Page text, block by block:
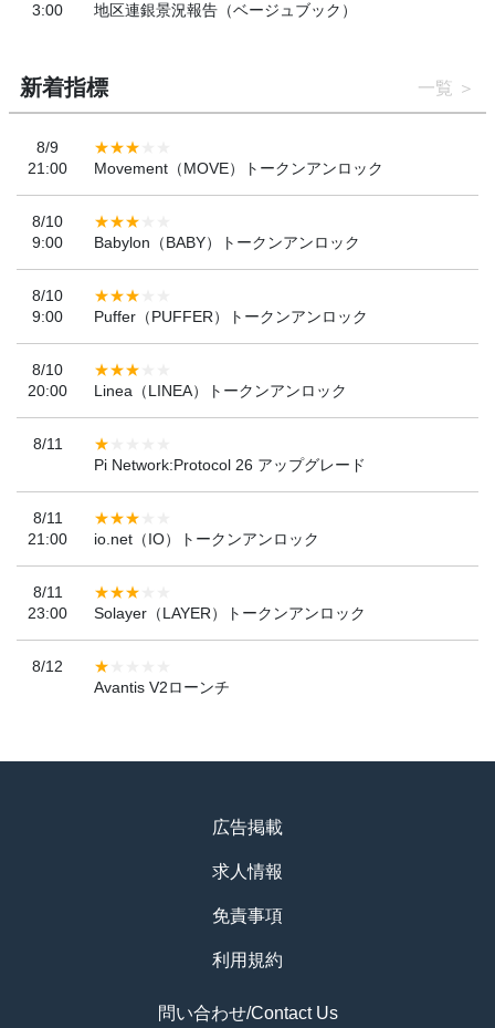
3:00
地区連銀景況報告（ベージュブック）
新着指標 一覧
8/9
21:00
Movement（MOVE）トークンアンロック
8/10
9:00
Babylon（BABY）トークンアンロック
8/10
9:00
Puffer（PUFFER）トークンアンロック
8/10
20:00
Linea（LINEA）トークンアンロック
8/11
Pi Network:Protocol 26 アップグレード
8/11
21:00
io.net（IO）トークンアンロック
8/11
23:00
Solayer（LAYER）トークンアンロック
8/12
Avantis V2ローンチ
広告掲載
求人情報
免責事項
利用規約
問い合わせ/Contact Us